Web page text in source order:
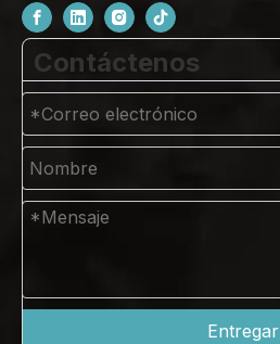
Contáctenos
Entregar